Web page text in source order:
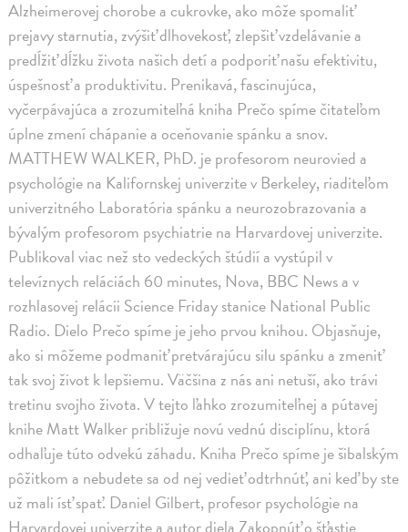
Alzheimerovej chorobe a cukrovke, ako môže spomaliť
prejavy starnutia, zvýšiť dlhovekosť, zlepšiť vzdelávanie a
predĺžiť dĺžku života našich detí a podporiť našu efektivitu,
úspešnosť a produktivitu. Prenikavá, fascinujúca,
vyčerpávajúca a zrozumiteľná kniha Prečo spíme čitateľom
úplne zmení chápanie a oceňovanie spánku a snov.
MATTHEW WALKER, PhD. je profesorom neurovied a
psychológie na Kalifornskej univerzite v Berkeley, riaditeľom
univerzitného Laboratória spánku a neurozobrazovania a
bývalým profesorom psychiatrie na Harvardovej univerzite.
Publikoval viac než sto vedeckých štúdií a vystúpil v
televíznych reláciách 60 minutes, Nova, BBC News a v
rozhlasovej relácii Science Friday stanice National Public
Radio. Dielo Prečo spíme je jeho prvou knihou. Objasňuje,
ako si môžeme podmaniť pretvárajúcu silu spánku a zmeniť
tak svoj život k lepšiemu. Väčšina z nás ani netuší, ako trávi
tretinu svojho života. V tejto ľahko zrozumiteľnej a pútavej
knihe Matt Walker približuje novú vednú disciplínu, ktorá
odhaľuje túto odvekú záhadu. Kniha Prečo spíme je šibalským
pôžitkom a nebudete sa od nej vedieť odtrhnúť, ani keď by ste
už mali ísť spať. Daniel Gilbert, profesor psychológie na